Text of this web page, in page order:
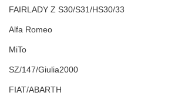
FAIRLADY Z S30/S31/HS30/33
Alfa Romeo
MiTo
SZ/147/Giulia2000
FIAT/ABARTH